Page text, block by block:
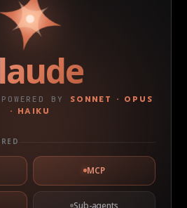
BY SONNET · OPUS
· HAIKU
MCP